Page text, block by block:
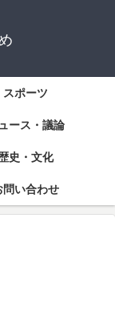
スポーツ
ース・議論
史・文化
問い合わせ